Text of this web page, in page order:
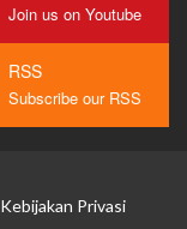
Join us on Youtube
RSS
Subscribe our RSS
Kebijakan Privasi